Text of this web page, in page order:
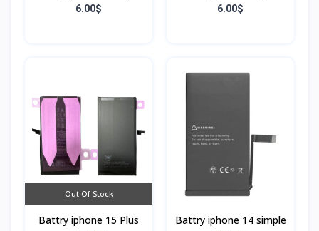
6.00$ 6.00$
Out Of Stock
Battry iphone 15 Plus Battry iphone 14 simple